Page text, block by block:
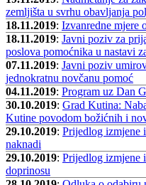
zemljišta u svrhu obavljanja
18.11.2019: Izvanredne mjere
18.11.2019: Javni poziv za
poslova pomoćnika u nastavi
07.11.2019: Javni poziv
jednokratnu novčanu pomoć
04.11.2019: Program uz Dan
30.10.2019: Grad Kutina:
Kutine povodom božićnih i
29.10.2019: Prijedlog izmjene
naknadi
29.10.2019: Prijedlog izmjene
doprinosu